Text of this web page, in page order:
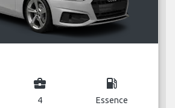
business_center
4
local_gas_station
Essence